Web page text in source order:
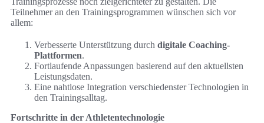
Teilnehmer an den Trainingsprogrammen wünschen sich vor
allem:
Verbesserte Unterstützung durch digitale Coaching-
Plattformen.
Fortlaufende Anpassungen basierend auf den aktuellsten
Leistungsdaten.
Eine nahtlose Integration verschiedenster Technologien in
den Trainingsalltag.
Fortschritte in der Athletentechnologie